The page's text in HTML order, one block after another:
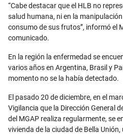
“Cabe destacar que el HLB no
salud humana, ni en la
consumo de sus frutos”, informó el
comunicado.
En la región la enfermedad se
varios años en Argentina, Brasil y
momento no se la había detectado.
El pasado 20 de diciembre, en el
Vigilancia que la Dirección General
del MGAP realiza regularmente, se
vivienda de la ciudad de Bella